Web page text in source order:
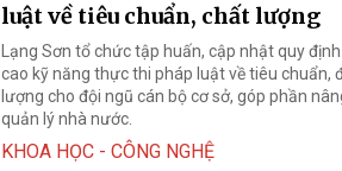
luật về tiêu chuẩn, chất lượng
Lạng Sơn tổ chức tập huấn, cập nhật quy
cao kỹ năng thực thi pháp luật về tiêu chuẩn,
lượng cho đội ngũ cán bộ cơ sở, góp phần
quản lý nhà nước.
KHOA HỌC - CÔNG NGHỆ